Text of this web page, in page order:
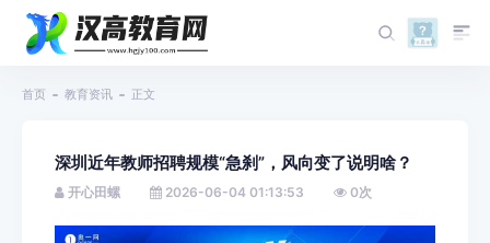
首页 教育资讯 正文
深圳近年教师招聘规模“急刹”，风向变了说明啥？
开心田螺 2026-06-04 01:13:53 0次